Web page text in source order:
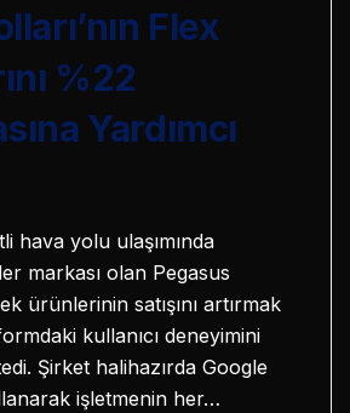
Flex
%22
Yardımcı
hava yolu ulaşımında
markası olan Pegasus
ürünlerinin satışını artırmak
kullanıcı deneyimini
Şirket halihazırda Google
işletmenin her…